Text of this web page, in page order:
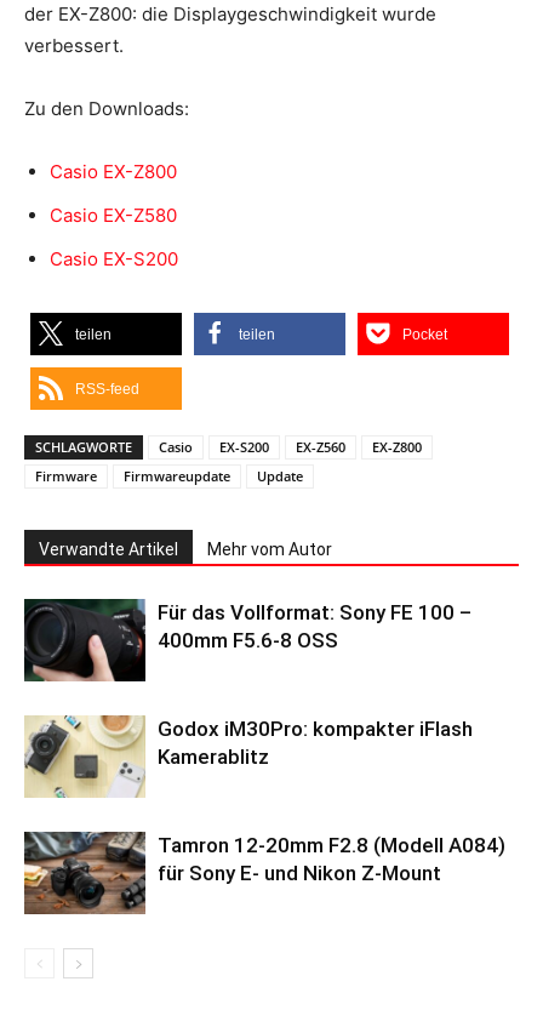
der EX-Z800: die Displaygeschwindigkeit wurde
verbessert.
Zu den Downloads:
Casio EX-Z800
Casio EX-Z580
Casio EX-S200
teilen teilen Pocket
RSS-feed
SCHLAGWORTE Casio EX-S200 EX-Z560
EX-Z800
Firmware
Firmwareupdate Update
Verwandte Artikel Mehr vom Autor
Für das Vollformat: Sony FE 100 –
400mm F5.6-8 OSS
Godox iM30Pro: kompakter iFlash
Kamerablitz
Tamron 12-20mm F2.8 (Modell A084)
für Sony E- und Nikon Z-Mount